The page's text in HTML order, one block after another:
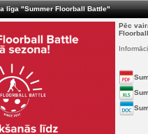
līga "Summer Floorball Battle"
Pēc